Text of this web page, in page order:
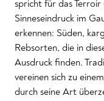
spricht für das
Sinneseindruck im
erkennen: Süden,
Rebsorten, die in
Ausdruck finden.
vereinen sich zu
durch seine Art